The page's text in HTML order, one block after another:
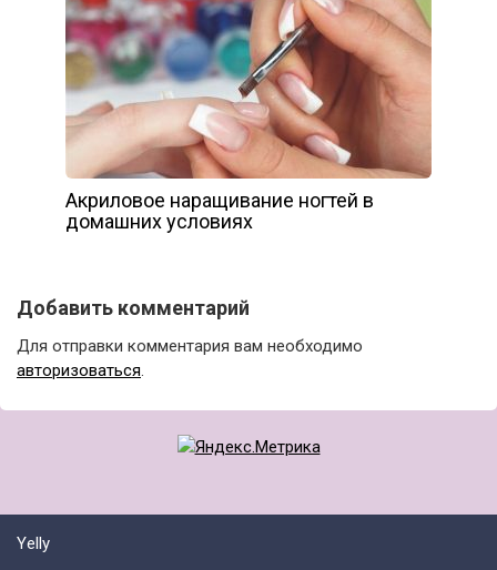
Акриловое наращивание ногтей в
домашних условиях
Добавить комментарий
Для отправки комментария вам необходимо
авторизоваться.
Yelly